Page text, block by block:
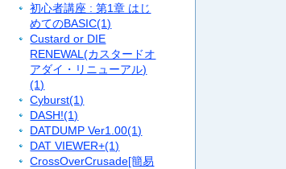
初心者講座 : 第1章 はじ
めてのBASIC(1)
Custard or DIE
RENEWAL(カスタードオ
アダイ・リニューアル)
(1)
Cyburst(1)
DASH!(1)
DATDUMP Ver1.00(1)
DAT VIEWER+(1)
CrossOverCrusade[簡易